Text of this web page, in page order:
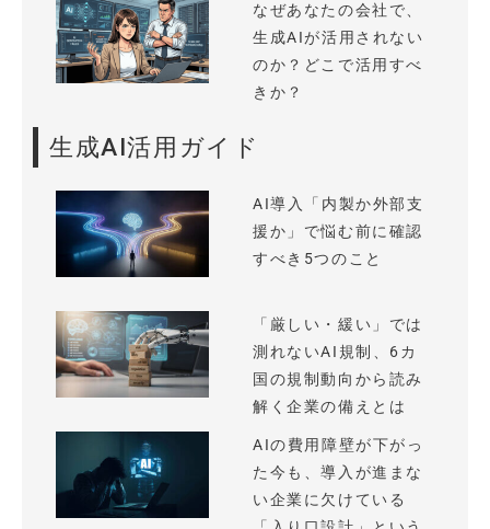
なぜあなたの会社で、
生成AIが活用されない
のか？どこで活用すべ
きか？
生成AI活用ガイド
AI導入「内製か外部支
援か」で悩む前に確認
すべき5つのこと
「厳しい・緩い」では
測れないAI規制、6カ
国の規制動向から読み
解く企業の備えとは
AIの費用障壁が下がっ
た今も、導入が進まな
い企業に欠けている